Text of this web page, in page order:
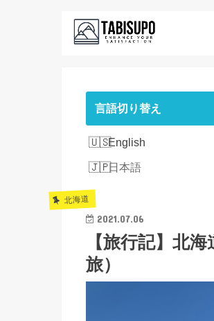
言語切り替え
English
日本語
北海道
2021.07.06
【旅行記】北
旅）